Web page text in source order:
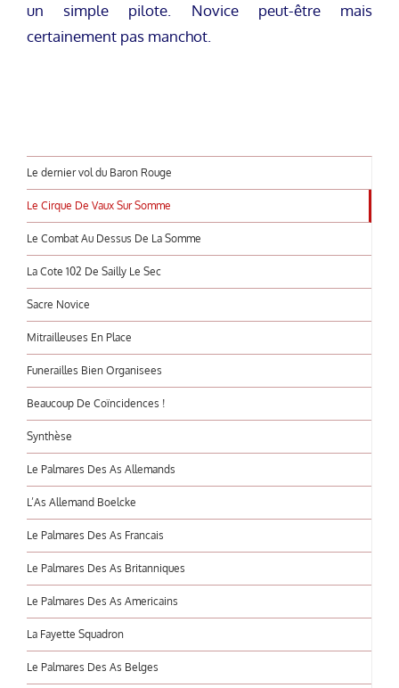
un simple pilote. Novice peut-être mais
certainement pas manchot.
Le dernier vol du Baron Rouge
Le Cirque De Vaux Sur Somme
Le Combat Au Dessus De La Somme
La Cote 102 De Sailly Le Sec
Sacre Novice
Mitrailleuses En Place
Funerailles Bien Organisees
Beaucoup De Coïncidences !
Synthèse
Le Palmares Des As Allemands
L’As Allemand Boelcke
Le Palmares Des As Francais
Le Palmares Des As Britanniques
Le Palmares Des As Americains
La Fayette Squadron
Le Palmares Des As Belges